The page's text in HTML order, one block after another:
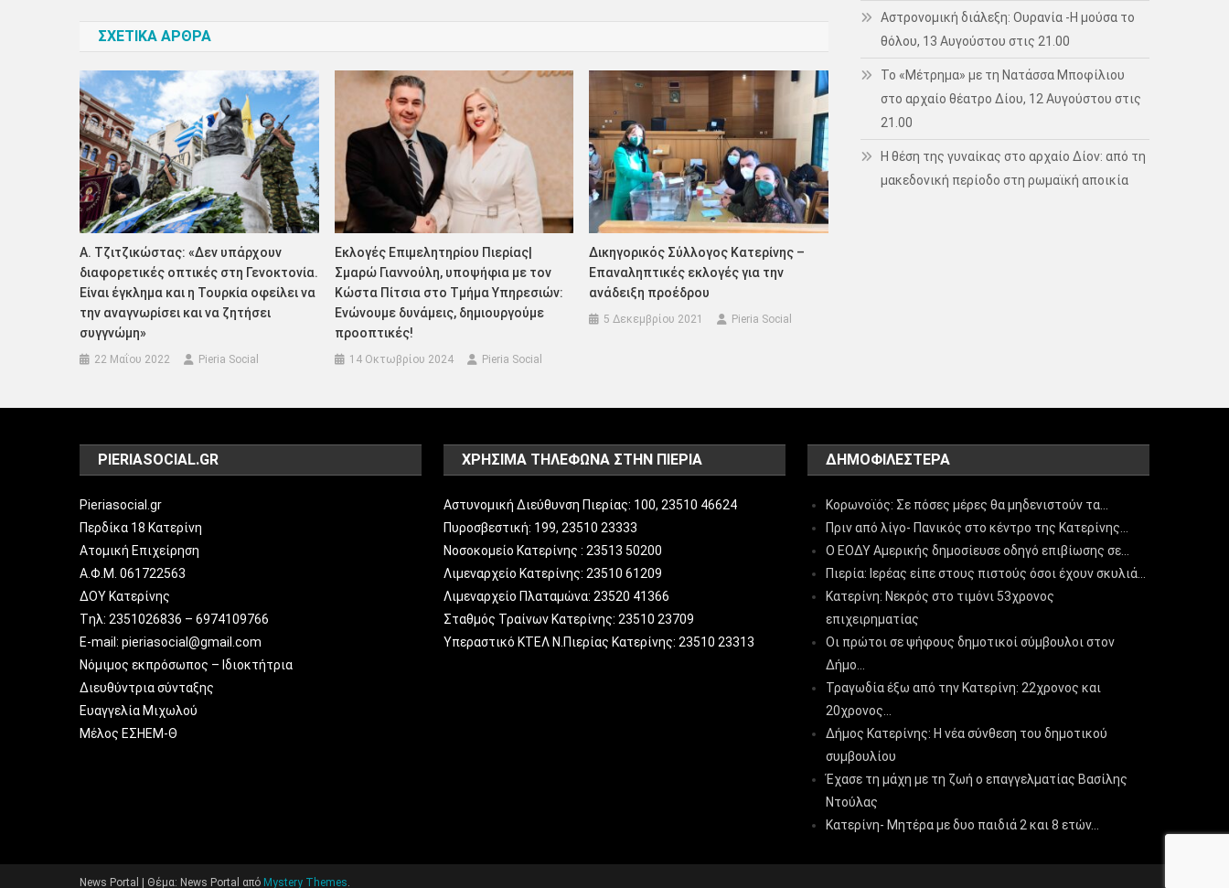
ΣΧΕΤΙΚΑ ΑΡΘΡΑ
Α. Τζιτζικώστας: «Δεν υπάρχουν
διαφορετικές οπτικές στη Γενοκτονία.
Είναι έγκλημα και η Τουρκία οφείλει να
την αναγνωρίσει και να ζητήσει
συγγνώμη»
22 Μαΐου 2022 Pieria Social
Εκλογές Επιμελητηρίου Πιερίας|
Σμαρώ Γιαννούλη, υποψήφια με τον
Κώστα Πίτσια στο Τμήμα Υπηρεσιών:
Ενώνουμε δυνάμεις, δημιουργούμε
προοπτικές!
14 Οκτωβρίου 2024 Pieria Social
Δικηγορικός Σύλλογος Κατερίνης –
Επαναληπτικές εκλογές για την
ανάδειξη προέδρου
5 Δεκεμβρίου 2021 Pieria Social
Αστρονομική διάλεξη: Ουρανία -Η μούσα το
θόλου, 13 Αυγούστου στις 21.00
Το «Μέτρημα» με τη Νατάσσα Μποφίλιου
στο αρχαίο θέατρο Δίου, 12 Αυγούστου στις
21.00
Η θέση της γυναίκας στο αρχαίο Δίον: από τη
μακεδονική περίοδο στη ρωμαϊκή αποικία
PIERIASOCIAL.GR
Pieriasocial.gr
Περδίκα 18 Κατερίνη
Ατομική Επιχείρηση
Α.Φ.Μ. 061722563
ΔΟΥ Κατερίνης
Tηλ: 2351026836 – 6974109766
E-mail: pieriasocial@gmail.com
Νόμιμος εκπρόσωπος – Ιδιοκτήτρια
Διευθύντρια σύνταξης
Ευαγγελία Μιχωλού
Μέλος ΕΣΗΕΜ-Θ
ΧΡΗΣΙΜΑ ΤΗΛΕΦΩΝΑ ΣΤΗΝ ΠΙΕΡΙΑ
Αστυνομική Διεύθυνση Πιερίας: 100, 23510 46624
Πυροσβεστική: 199, 23510 23333
Νοσοκομείο Κατερίνης : 23513 50200
Λιμεναρχείο Κατερίνης: 23510 61209
Λιμεναρχείο Πλαταμώνα: 23520 41366
Σταθμός Τραίνων Κατερίνης: 23510 23709
Υπεραστικό ΚΤΕΛ Ν.Πιερίας Κατερίνης: 23510 23313
ΔΗΜΟΦΙΛΈΣΤΕΡΑ
Κορωνοϊός: Σε πόσες μέρες θα μηδενιστούν τα…
Πριν από λίγο- Πανικός στο κέντρο της Κατερίνης…
Ο ΕΟΔΥ Αμερικής δημοσίευσε οδηγό επιβίωσης σε…
Πιερία: Ιερέας είπε στους πιστούς όσοι έχουν σκυλιά…
Κατερίνη: Νεκρός στο τιμόνι 53χρονος
επιχειρηματίας
Οι πρώτοι σε ψήφους δημοτικοί σύμβουλοι στον
Δήμο…
Τραγωδία έξω από την Κατερίνη: 22χρονος και
20χρονος…
Δήμος Κατερίνης: Η νέα σύνθεση του δημοτικού
συμβουλίου
Έχασε τη μάχη με τη ζωή ο επαγγελματίας Βασίλης
Ντούλας
Κατερίνη- Μητέρα με δυο παιδιά 2 και 8 ετών…
News Portal | Θέμα: News Portal από Mystery Themes